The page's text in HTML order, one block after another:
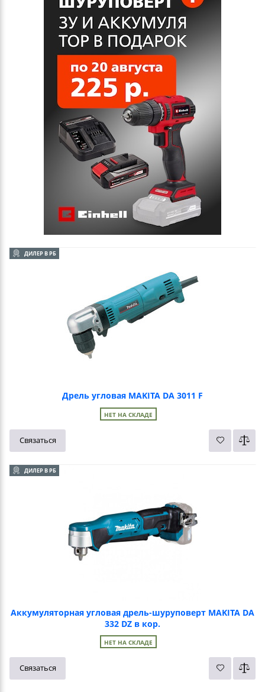
ДИЛЕР В РБ
Дрель угловая MAKITA DA 3011 F
НЕТ НА СКЛАДЕ
Связаться
ДИЛЕР В РБ
Аккумуляторная угловая дрель-шуруповерт MAKITA DA
332 DZ в кор.
НЕТ НА СКЛАДЕ
Связаться